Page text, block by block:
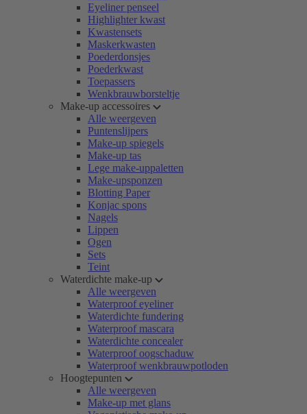
Eyeliner penseel
Highlighter kwast
Kwastensets
Maskerkwasten
Poederdonsjes
Poederkwast
Toepassers
Wenkbrauwborsteltje
Make-up accessoires
Alle weergeven
Puntenslijpers
Make-up spiegels
Make-up tas
Lege make-uppaletten
Make-upsponzen
Blotting Paper
Konjac spons
Nagels
Lippen
Ogen
Sets
Teint
Waterdichte make-up
Alle weergeven
Waterproof eyeliner
Waterdichte fundering
Waterproof mascara
Waterdichte concealer
Waterproof oogschaduw
Waterproof wenkbrauwpotloden
Hoogtepunten
Alle weergeven
Make-up met glans